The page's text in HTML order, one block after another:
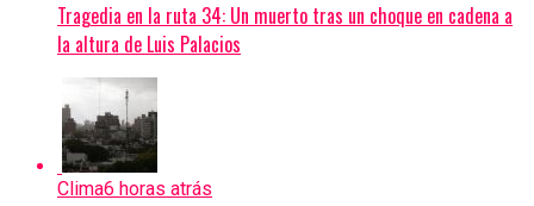
Tragedia en la ruta 34: Un muerto tras un choque en cadena a
la altura de Luis Palacios
Clima6 horas atrás